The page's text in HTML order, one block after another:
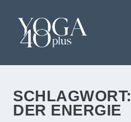
SCHLAGWORT:
DER ENERGIE